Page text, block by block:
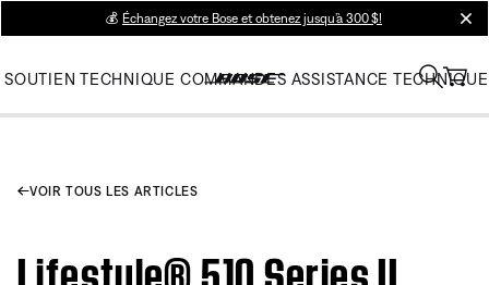
💰 Échangez votre Bose et obtenez jusqu’à 300 $!
SOUTIEN TECHNIQUE COMMANDES ASSISTANCE TECHNIQUE
VOIR TOUS LES ARTICLES
Lifestyle® 510 Series II